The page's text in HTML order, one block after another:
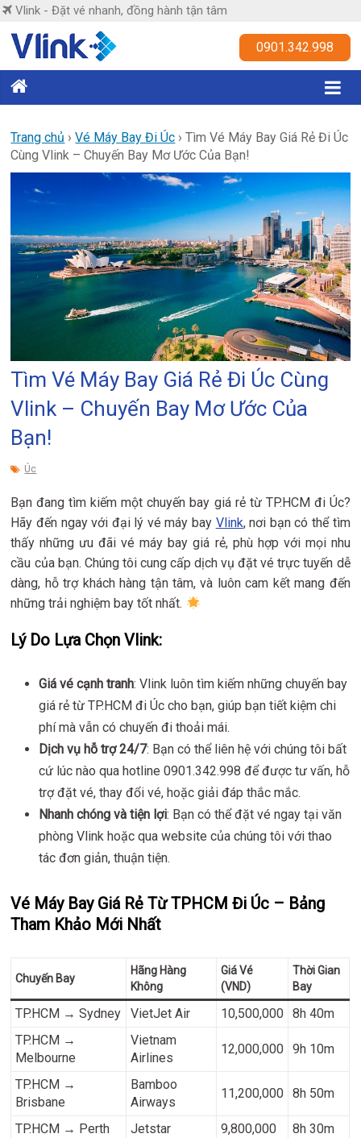
Skip
content
Vlink - Đặt vé nhanh, đồng hành tận tâm
Vlink
nhanh,
đồng
hành
0901.342.998
Trang chủ ›Vé Máy Bay Đi Úc ›Tìm Vé Máy Bay Giá Rẻ Đi Úc
Cùng Vlink – Chuyến Bay Mơ Ước Của Bạn!
Tìm Vé Máy Bay Giá Rẻ Đi Úc Cùng
Vlink – Chuyến Bay Mơ Ước Của
Bạn!
Úc
Bạn đang tìm kiếm một chuyến bay giá rẻ từ TP.HCM đi Úc?
Hãy đến ngay với đại lý vé máy bay Vlink, nơi bạn có thể tìm
thấy những ưu đãi vé máy bay giá rẻ, phù hợp với mọi nhu
cầu của bạn. Chúng tôi cung cấp dịch vụ đặt vé trực tuyến dễ
dàng, hỗ trợ khách hàng tận tâm, và luôn cam kết mang đến
những trải nghiệm bay tốt nhất.
Lý Do Lựa Chọn Vlink:
Giá vé cạnh tranh: Vlink luôn tìm kiếm những chuyến bay
giá rẻ từ TP.HCM đi Úc cho bạn, giúp bạn tiết kiệm chi
phí mà vẫn có chuyến đi thoải mái.
Dịch vụ hỗ trợ 24/7: Bạn có thể liên hệ với chúng tôi bất
cứ lúc nào qua hotline 0901.342.998 để được tư vấn, hỗ
trợ đặt vé, thay đổi vé, hoặc giải đáp thắc mắc.
Nhanh chóng và tiện lợi: Bạn có thể đặt vé ngay tại văn
phòng Vlink hoặc qua website của chúng tôi với thao
tác đơn giản, thuận tiện.
Vé Máy Bay Giá Rẻ Từ TPHCM Đi Úc – Bảng
Tham Khảo Mới Nhất
Chuyến Bay
Hãng Hàng
Không
Giá Vé
(VND)
Thời Gian
Bay
TP.HCM → Sydney VietJet Air 10,500,000
8h 40m
TP.HCM →
Melbourne
Vietnam
Airlines
12,000,000 9h 10m
TP.HCM →
Brisbane
Bamboo
Airways
11,200,000 8h 50m
TP.HCM → Perth Jetstar 9,800,000 8h 30m